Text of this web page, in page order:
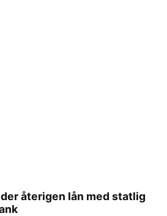
återigen lån med statlig